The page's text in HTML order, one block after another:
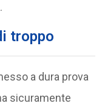
troppo
a dura prova
sicuramente